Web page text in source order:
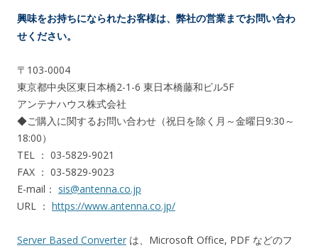
興味をお持ちになられたお客様は、弊社の営業までお問い合わ
せください。
〒103-0004
東京都中央区東日本橋2-1-6 東日本橋藤和ビル5F
アンテナハウス株式会社
◆ご購入に関するお問い合わせ（祝日を除く月～金曜日9:30～
18:00）
TEL ： 03-5829-9021
FAX ： 03-5829-9023
E-mail： sis@antenna.co.jp
URL ： https://www.antenna.co.jp/
Server Based Converter は、Microsoft Office, PDF などのフ